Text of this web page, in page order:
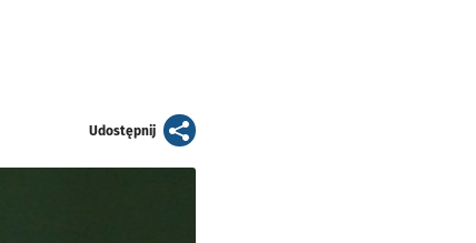
Udostępnijartykuł